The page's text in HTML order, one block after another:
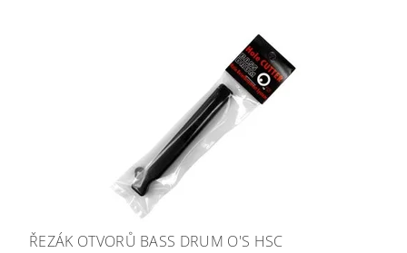
ŘEZÁK OTVORŮ BASS DRUM O'S HSC